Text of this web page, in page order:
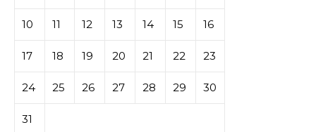
10 11 12 13 14 15 16
17 18 19 20 21 22 23
24 25 26 27 28 29 30
31